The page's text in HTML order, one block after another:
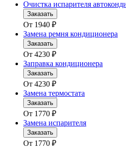
Очистка испарителя
Заказать
От 1940 ₽
Замена ремня кондиционера
Заказать
От 4230 ₽
Заправка кондиционера
Заказать
От 4230 ₽
Замена термостата
Заказать
От 1770 ₽
Замена испарителя
Заказать
От 1770 ₽